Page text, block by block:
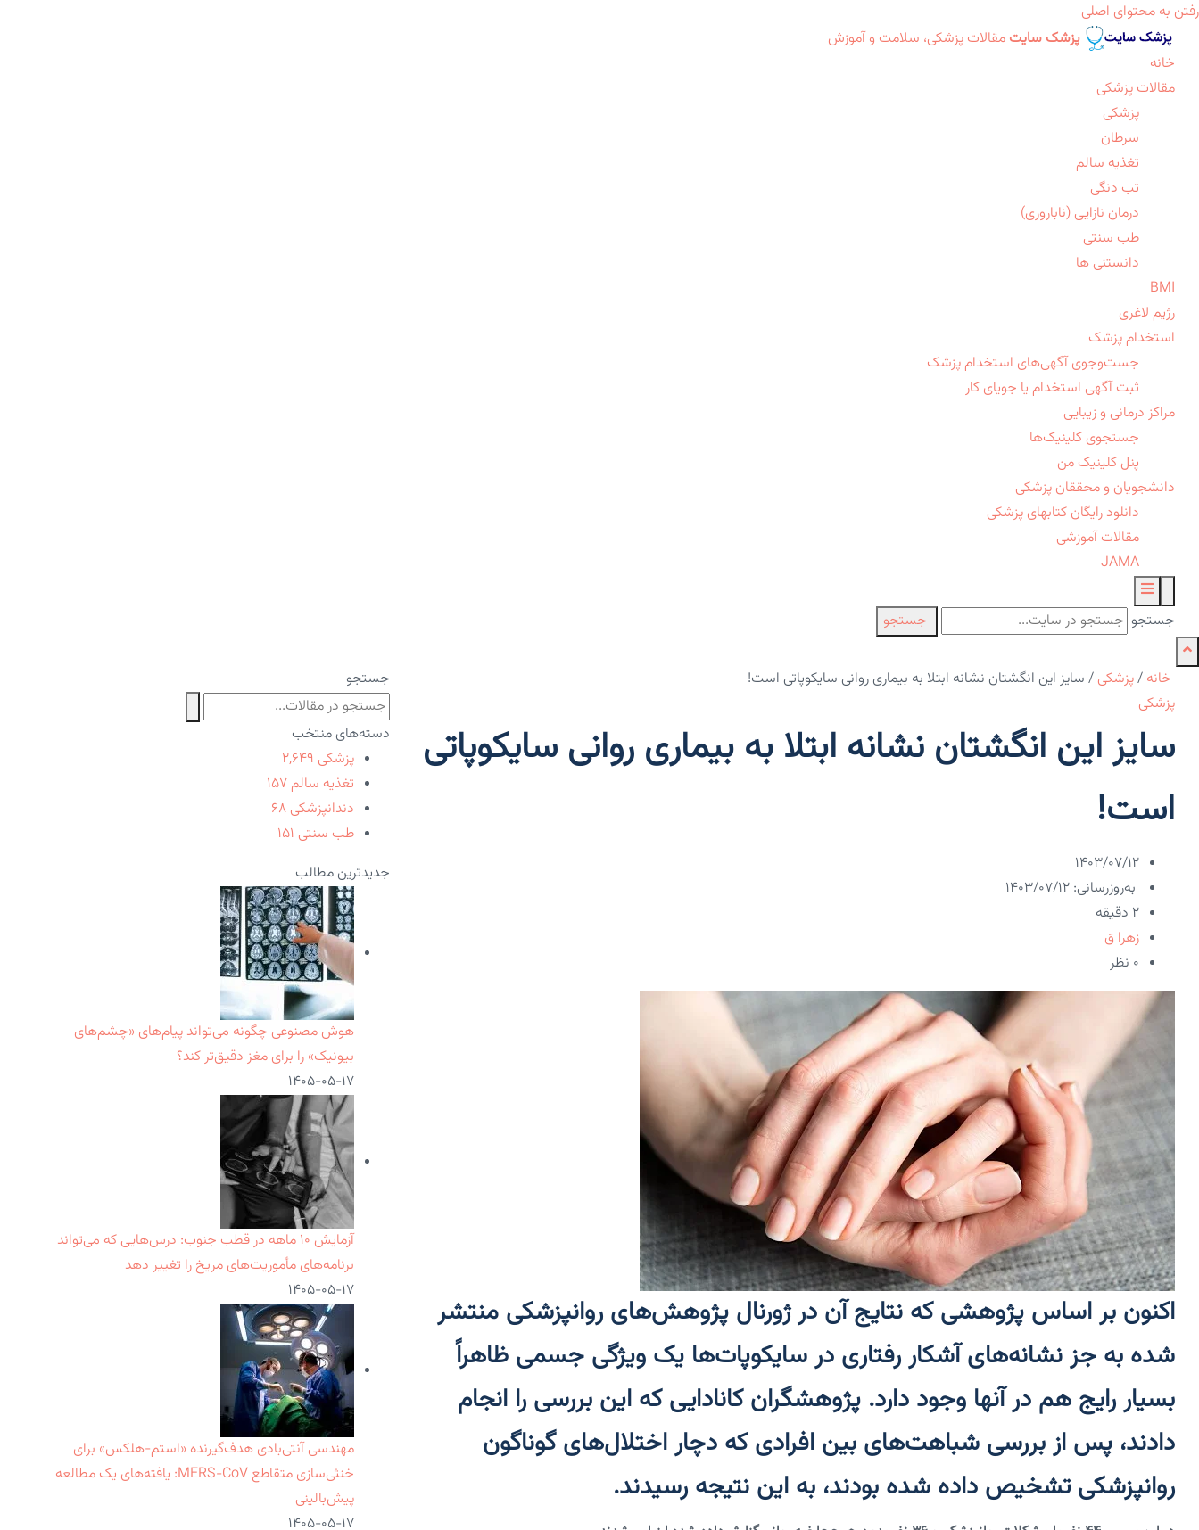
رفتن به محتوای اصلی
پزشک سایت مقالات پزشکی، سلامت و آموزش
خانه
مقالات پزشکی
پزشکی
سرطان
تغذیه سالم
تب دنگی
درمان نازایی (ناباروری)
طب سنتی
دانستنی ها
BMI
رژیم لاغری
استخدام پزشک
جست‌وجوی آگهی‌های استخدام پزشک
ثبت آگهی استخدام یا جویای کار
مراکز درمانی و زیبایی
جستجوی کلینیک‌ها
پنل کلینیک من
دانشجویان و محققان پزشکی
دانلود رایگان کتابهای پزشکی
مقالات آموزشی
JAMA
جستجو جستجو
خانه /پزشکی / سایز این انگشتان نشانه ابتلا به بیماری روانی سایکوپاتی است!
پزشکی
سایز این انگشتان نشانه ابتلا به بیماری روانی سایکوپاتی
است!
۱۴۰۳/۰۷/۱۲
به‌روزرسانی: ۱۴۰۳/۰۷/۱۲
2 دقیقه
زهرا ق
۰ نظر
اکنون بر اساس پژوهشی که نتایج آن در ژورنال پژوهش‌های روانپزشکی منتشر
شده به جز نشانه‌های آشکار رفتاری در سایکوپات‌ها یک ویژگی جسمی ظاهراً
بسیار رایج هم در آنها وجود دارد. پژوهشگران کانادایی که این بررسی را انجام
دادند، پس از بررسی شباهت‌های بین افرادی که دچار اختلال‌های گوناگون
روانپزشکی تشخیص داده شده بودند، به این نتیجه رسیدند.
جستجو
دسته‌های منتخب
پزشکی ۲,۶۴۹
تغذیه سالم ۱۵۷
دندانپزشکی ۶۸
طب سنتی ۱۵۱
جدیدترین مطالب
هوش مصنوعی چگونه می‌تواند پیام‌های «چشم‌های
بیونیک» را برای مغز دقیق‌تر کند؟
۱۴۰۵-۰۵-۱۷
آزمایش ۱۰ ماهه در قطب جنوب: درس‌هایی که می‌تواند
برنامه‌های مأموریت‌های مریخ را تغییر دهد
۱۴۰۵-۰۵-۱۷
مهندسی آنتی‌بادی هدف‌گیرنده «استم-هلکس» برای
خنثی‌سازی متقاطع MERS-CoV: یافته‌های یک مطالعه
پیش‌بالینی
۱۴۰۵-۰۵-۱۷